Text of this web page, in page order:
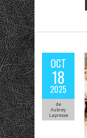
OCT
18
2025
de
Aubrey
Lapresse